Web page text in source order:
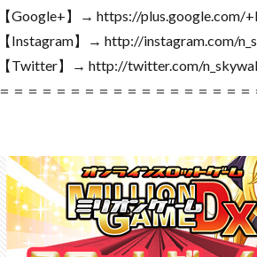
【Google+】→ https://plus.google.com/
【Instagram】→ http://instagram.com/
【Twitter】→ http://twitter.com/
＝＝＝＝＝＝＝＝＝＝＝＝＝＝＝＝＝＝